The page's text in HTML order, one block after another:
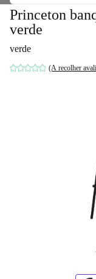
Princeton
verde
verde
(A recolher